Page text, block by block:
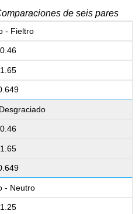
de seis pares
- Fieltro
0.46
1.65
0.46
1.65
- Neutro
1.25